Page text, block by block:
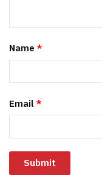
Name *
Email *